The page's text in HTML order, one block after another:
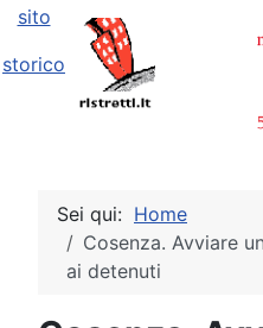
sito
storico
Sei qui: Home
Cosenza. Avviare
ai detenuti